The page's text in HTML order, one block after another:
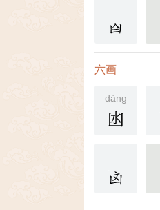
六画
dàng
凼